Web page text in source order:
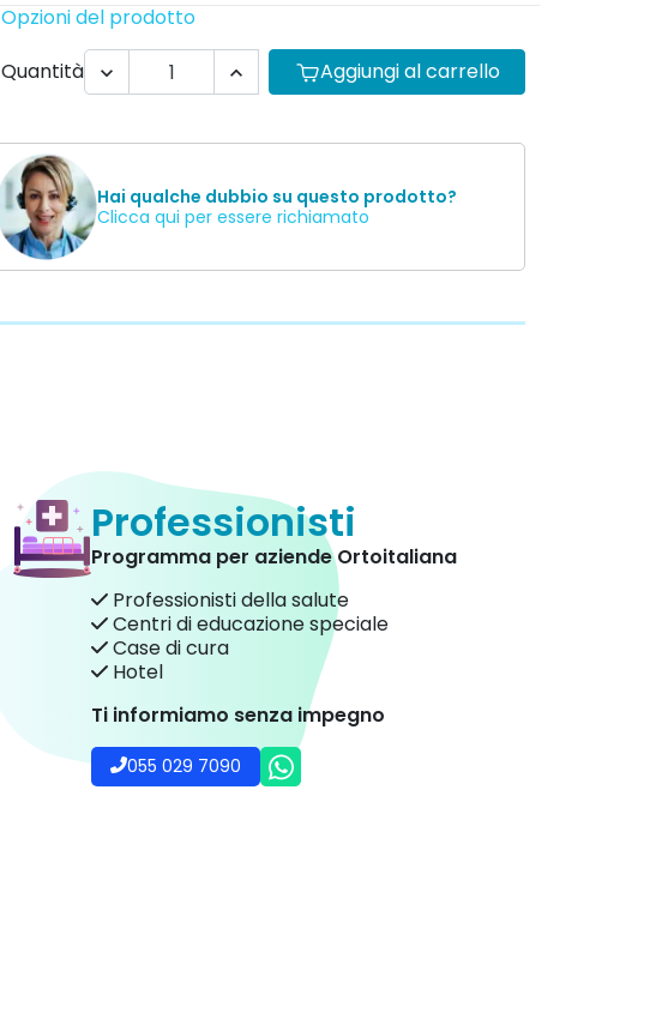
Opzioni del prodotto
Quantità
  Aggiungi al carrello
Hai qualche dubbio su questo prodotto?
Clicca qui per essere richiamato
Professionisti
Programma per aziende Ortoitaliana
Professionisti della salute
Centri di educazione speciale
Case di cura
Hotel
Ti informiamo senza impegno
055 029 7090